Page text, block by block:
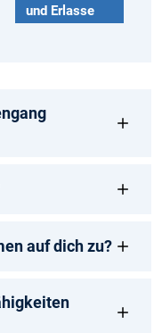
und Erlasse
auf dich zu?